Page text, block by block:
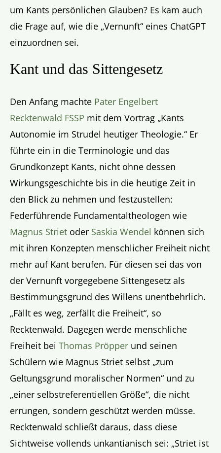
um Kants persönlichen Glauben? Es kam auch
die Frage auf, wie die „Vernunft“ eines ChatGPT
einzuordnen sei.
Kant und das Sittengesetz
Den Anfang machte Pater Engelbert
Recktenwald FSSP mit dem Vortrag „Kants
Autonomie im Strudel heutiger Theologie.“ Er
führte ein in die Terminologie und das
Grundkonzept Kants, nicht ohne dessen
Wirkungsgeschichte bis in die heutige Zeit in
den Blick zu nehmen und festzustellen:
Federführende Fundamentaltheologen wie
Magnus Striet oder Saskia Wendel können sich
mit ihren Konzepten menschlicher Freiheit nicht
mehr auf Kant berufen. Für diesen sei das von
der Vernunft vorgegebene Sittengesetz als
Bestimmungsgrund des Willens unentbehrlich.
„Fällt es weg, zerfällt die Freiheit“, so
Recktenwald. Dagegen werde menschliche
Freiheit bei Thomas Pröpper und seinen
Schülern wie Magnus Striet selbst „zum
Geltungsgrund moralischer Normen“ und zu
„einer selbstreferentiellen Größe“, die nicht
errungen, sondern geschützt werden müsse.
Recktenwald schließt daraus, dass diese
Sichtweise vollends unkantianisch sei: „Striet ist